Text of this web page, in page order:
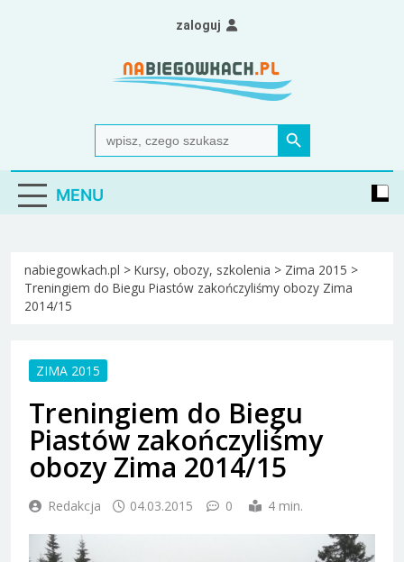
Nabiegowkach.pl
portal miłośników narciarstwa biegowego
Search
for:
Search Button
zaloguj
MENU
nabiegowkach.pl > Kursy, obozy, szkolenia > Zima 2015 >
Treningiem do Biegu Piastów zakończyliśmy obozy Zima
2014/15
ZIMA 2015
Treningiem do Biegu
Piastów zakończyliśmy
obozy Zima 2014/15
Redakcja 04.03.2015 0 4 min.